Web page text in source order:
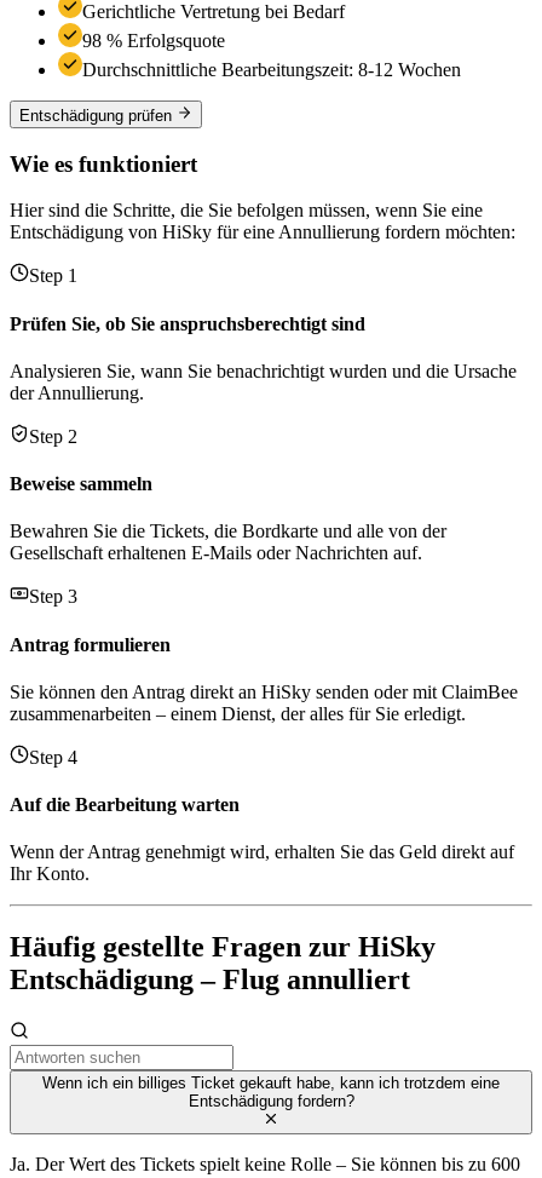
Gerichtliche Vertretung bei Bedarf
98 % Erfolgsquote
Durchschnittliche Bearbeitungszeit: 8-12 Wochen
Entschädigung prüfen
Wie es funktioniert
Hier sind die Schritte, die Sie befolgen müssen, wenn Sie eine
Entschädigung von HiSky für eine Annullierung fordern möchten:
Step 1
Prüfen Sie, ob Sie anspruchsberechtigt sind
Analysieren Sie, wann Sie benachrichtigt wurden und die Ursache
der Annullierung.
Step 2
Beweise sammeln
Bewahren Sie die Tickets, die Bordkarte und alle von der
Gesellschaft erhaltenen E-Mails oder Nachrichten auf.
Step 3
Antrag formulieren
Sie können den Antrag direkt an HiSky senden oder mit ClaimBee
zusammenarbeiten – einem Dienst, der alles für Sie erledigt.
Step 4
Auf die Bearbeitung warten
Wenn der Antrag genehmigt wird, erhalten Sie das Geld direkt auf
Ihr Konto.
Häufig gestellte Fragen zur HiSky
Entschädigung – Flug annulliert
Wenn ich ein billiges Ticket gekauft habe, kann ich trotzdem eine
Entschädigung fordern?
Ja. Der Wert des Tickets spielt keine Rolle – Sie können bis zu 600